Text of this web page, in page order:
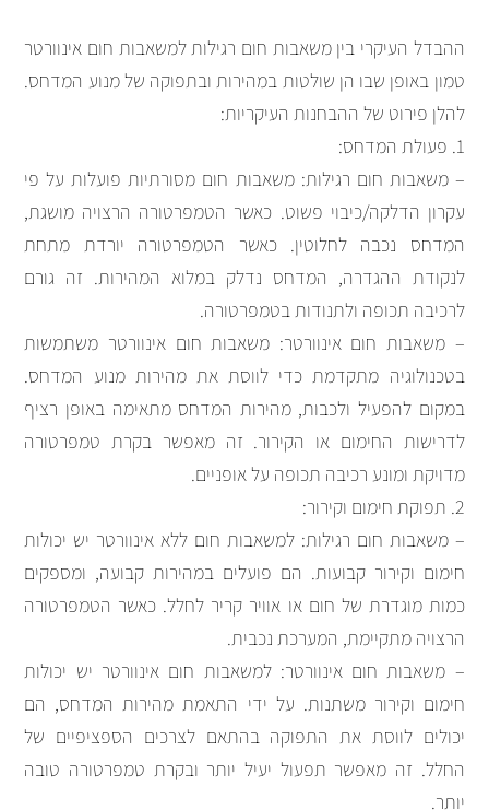
ההבדל העיקרי בין משאבות חום רגילות למשאבות חום אינוורטר
טמון באופן שבו הן שולטות במהירות ובתפוקה של מנוע המדחס.
להלן פירוט של ההבחנות העיקריות:
1. פעולת המדחס:
– משאבות חום רגילות: משאבות חום מסורתיות פועלות על פי
עקרון הדלקה/כיבוי פשוט. כאשר הטמפרטורה הרצויה מושגת,
המדחס נכבה לחלוטין. כאשר הטמפרטורה יורדת מתחת
לנקודת ההגדרה, המדחס נדלק במלוא המהירות. זה גורם
לרכיבה תכופה ולתנודות בטמפרטורה.
– משאבות חום אינוורטר: משאבות חום אינוורטר משתמשות
בטכנולוגיה מתקדמת כדי לווסת את מהירות מנוע המדחס.
במקום להפעיל ולכבות, מהירות המדחס מתאימה באופן רציף
לדרישות החימום או הקירור. זה מאפשר בקרת טמפרטורה
מדויקת ומונע רכיבה תכופה על אופניים.
2. תפוקת חימום וקירור:
– משאבות חום רגילות: למשאבות חום ללא אינוורטר יש יכולות
חימום וקירור קבועות. הם פועלים במהירות קבועה, ומספקים
כמות מוגדרת של חום או אוויר קריר לחלל. כאשר הטמפרטורה
הרצויה מתקיימת, המערכת נכבית.
– משאבות חום אינוורטר: למשאבות חום אינוורטר יש יכולות
חימום וקירור משתנות. על ידי התאמת מהירות המדחס, הם
יכולים לווסת את התפוקה בהתאם לצרכים הספציפיים של
החלל. זה מאפשר תפעול יעיל יותר ובקרת טמפרטורה טובה
יותר.